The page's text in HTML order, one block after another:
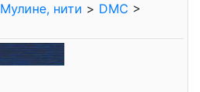
Мулине, нити > DMC >